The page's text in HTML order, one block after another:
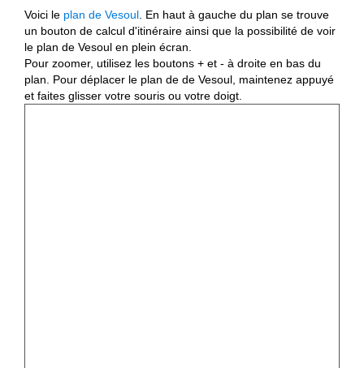
Voici le plan de Vesoul . En haut à gauche du plan se trouve
un bouton de calcul d'itinéraire ainsi que la possibilité de voir
le plan de Vesoul en plein écran.
Pour zoomer, utilisez les boutons + et - à droite en bas du
plan. Pour déplacer le plan de de Vesoul, maintenez appuyé
et faites glisser votre souris ou votre doigt.